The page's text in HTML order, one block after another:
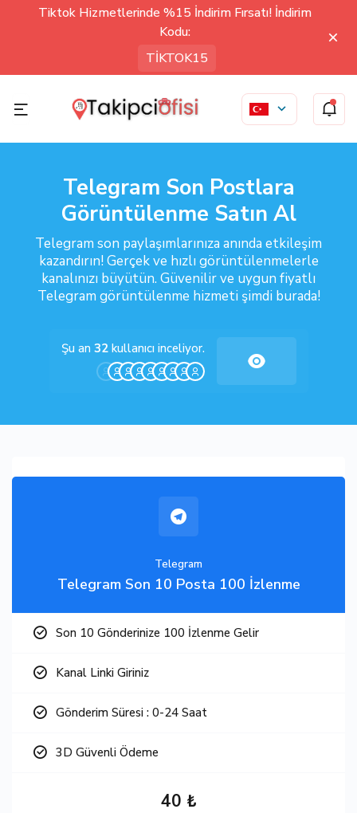
Tiktok Hizmetlerinde %15 İndirim Fırsatı! İndirim
Kodu:
TİKTOK15
Telegram Son Postlara
Görüntülenme Satın Al
Telegram son paylaşımlarınıza anında etkileşim
kazandırın! Gerçek ve hızlı görüntülenmelerle
kanalınızı büyütün. Güvenilir ve uygun fiyatlı
Telegram görüntülenme hizmeti şimdi burada!
Şu an 32kullanıcı inceliyor.
Telegram
Telegram Son 10 Posta 100 İzlenme
Son 10 Gönderinize 100 İzlenme Gelir
Kanal Linki Giriniz
Gönderim Süresi : 0-24 Saat
3D Güvenli Ödeme
40 ₺